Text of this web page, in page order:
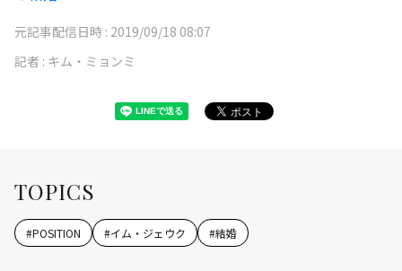
元記事配信日時 : 2019/09/18 08:07
記者 : キム・ミョンミ
TOPICS
#POSITION #イム・ジェウク #結婚